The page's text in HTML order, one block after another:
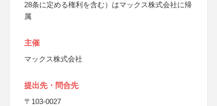
28条に定める権利を含む）はマックス株式会社に帰
属
主催
マックス株式会社
提出先・問合先
〒103-0027